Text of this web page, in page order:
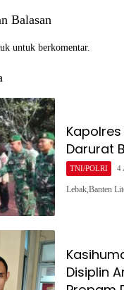
Balasan
untuk berkomentar.
Darurat
TNI/POLRI 4
Lebak,Banten
Disiplin